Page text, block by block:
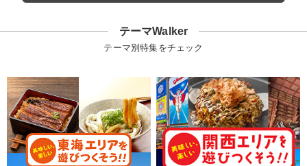
テーマWalker
テーマ別特集をチェック